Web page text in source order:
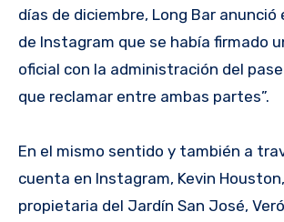
días de diciembre, Long Bar anunció
de Instagram que se había firmado
oficial con la administración del
que reclamar entre ambas partes”.
En el mismo sentido y también a
cuenta en Instagram, Kevin
propietaria del Jardín San José,